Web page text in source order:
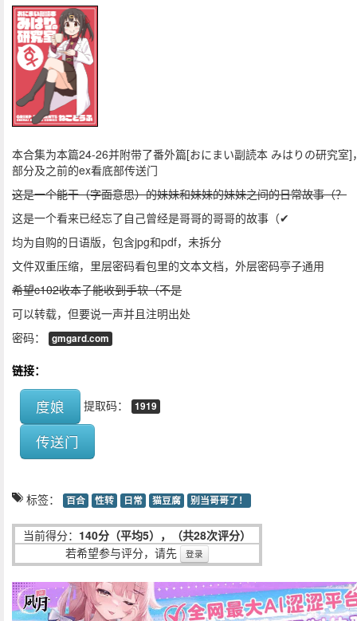
本合集为本篇24-26并附带了番外篇[おにまい副読本 みはりの研究室]
部分及之前的ex看底部传送门
这是一个能干（字面意思）的妹妹和妹妹的妹妹之间的日常故事（？
这是一个看来已经忘了自己曾经是哥哥的哥哥的故事（✔
均为自购的日语版，包含jpg和pdf，未拆分
文件双重压缩，里层密码看包里的文本文档，外层密码亭子通用
希望c102收本子能收到手软（不是
可以转载，但要说一声并且注明出处
密码：
gmgard.com
链接：
度娘 提取码： 1919
传送门
标签： 百合 性转 日常 猫豆腐 别当哥哥了！
当前得分： 140分（平均5），（共28次评分）
若希望参与评分，请先
登录